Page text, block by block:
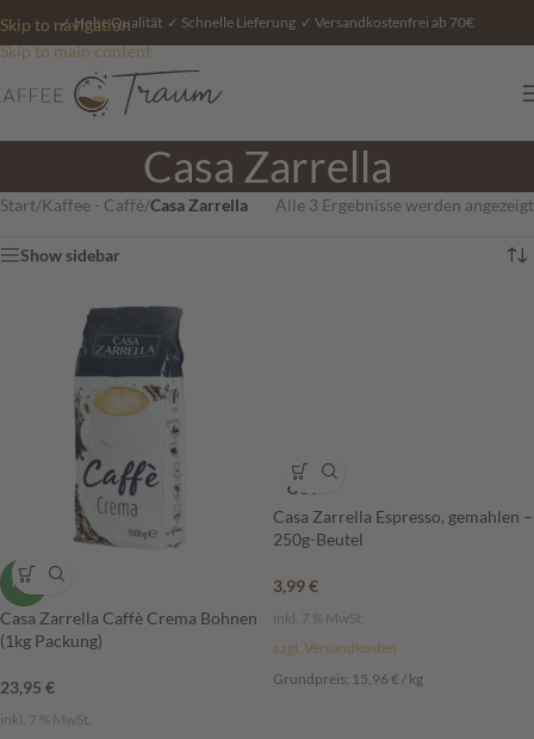
Skip to navigation
Skip to main content
✓ Hohe Qualität ✓ Schnelle Lieferung ✓ Versandkostenfrei ab 70€
Casa Zarrella
Start/Kaffee - Caffè/Casa Zarrella Alle 3 Ergebnisse werden angezeigt
Show sidebar
NEU
Casa Zarrella Caffè Crema Bohnen
(1kg Packung)
23,95 €
inkl. 7 % MwSt.
SOLD
OUT
Casa Zarrella Espresso, gemahlen –
250g-Beutel
3,99€
inkl. 7 % MwSt.
zzgl. Versandkosten
Grundpreis: 15,96 € / kg